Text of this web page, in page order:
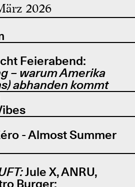
2026
Feierabend:
– warum Amerika
abhanden kommt
- Almost Summer
Jule X, ANRU,
Burger: